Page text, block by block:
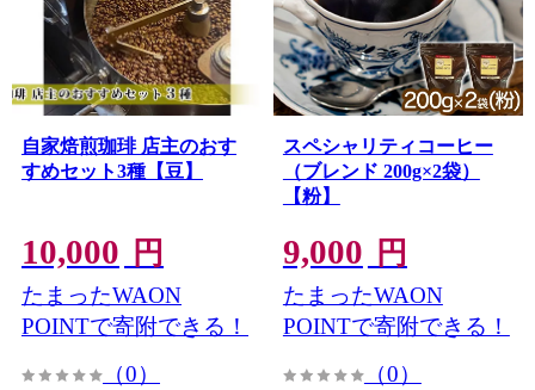
自家焙煎珈琲 店主のおす
すめセット3種【豆】
10,000 円
たまったWAON
POINTで寄附できる！
（0）
スペシャリティコーヒー
（ブレンド 200g×2袋）
【粉】
9,000 円
たまったWAON
POINTで寄附できる！
（0）